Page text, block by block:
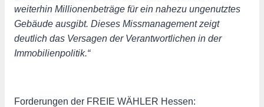
weiterhin Millionenbeträge für ein nahezu ungenutztes
Gebäude ausgibt. Dieses Missmanagement zeigt
deutlich das Versagen der Verantwortlichen in der
Immobilienpolitik.“
Forderungen der FREIE WÄHLER Hessen: